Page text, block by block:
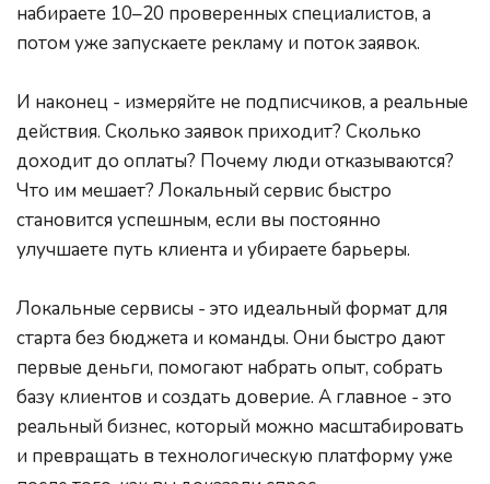
набираете 10–20 проверенных специалистов, а
потом уже запускаете рекламу и поток заявок.
И наконец - измеряйте не подписчиков, а реальные
действия. Сколько заявок приходит? Сколько
доходит до оплаты? Почему люди отказываются?
Что им мешает? Локальный сервис быстро
становится успешным, если вы постоянно
улучшаете путь клиента и убираете барьеры.
Локальные сервисы - это идеальный формат для
старта без бюджета и команды. Они быстро дают
первые деньги, помогают набрать опыт, собрать
базу клиентов и создать доверие. А главное - это
реальный бизнес, который можно масштабировать
и превращать в технологическую платформу уже